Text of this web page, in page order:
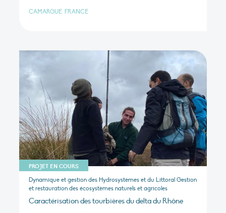
CAMARGUE, FRANCE
PROJET EN COURS
Dynamique et gestion des Hydrosystèmes et du Littoral Gestion
et restauration des écosystèmes naturels et agricoles
Caractérisation des tourbières du delta du Rhône